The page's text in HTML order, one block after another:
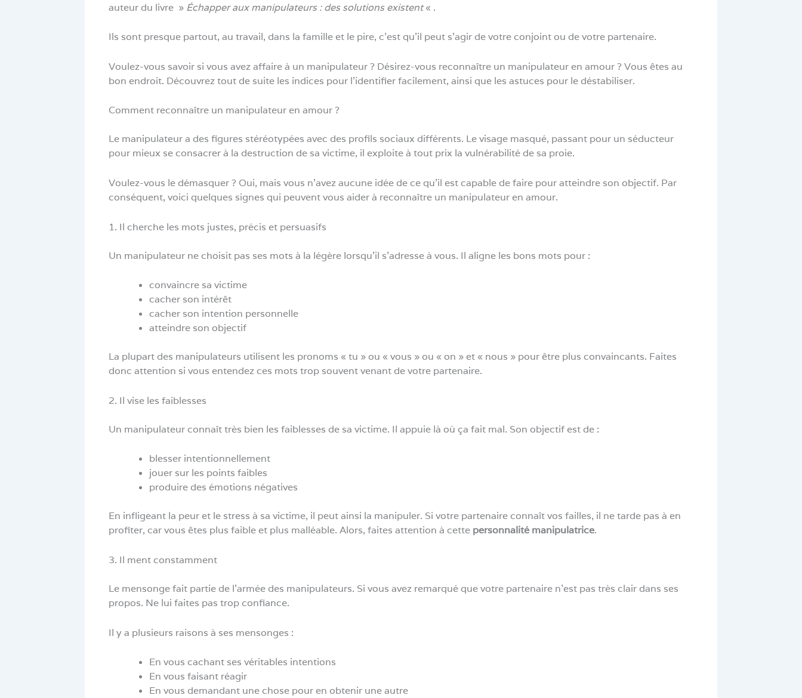
auteur du livre » Échapper aux manipulateurs : des solutions existent« .
Ils sont presque partout, au travail, dans la famille et le pire, c’est qu’il peut s’agir de votre conjoint ou de votre partenaire.
Voulez-vous savoir si vous avez affaire à un manipulateur ? Désirez-vous reconnaître un manipulateur en amour ? Vous êtes au
bon endroit. Découvrez tout de suite les indices pour l’identifier facilement, ainsi que les astuces pour le déstabiliser.
Comment reconnaître un manipulateur en amour ?
Le manipulateur a des figures stéréotypées avec des profils sociaux différents. Le visage masqué, passant pour un séducteur
pour mieux se consacrer à la destruction de sa victime, il exploite à tout prix la vulnérabilité de sa proie.
Voulez-vous le démasquer ? Oui, mais vous n’avez aucune idée de ce qu’il est capable de faire pour atteindre son objectif. Par
conséquent, voici quelques signes qui peuvent vous aider à reconnaître un manipulateur en amour.
1. Il cherche les mots justes, précis et persuasifs
Un manipulateur ne choisit pas ses mots à la légère lorsqu’il s’adresse à vous. Il aligne les bons mots pour :
convaincre sa victime
cacher son intérêt
cacher son intention personnelle
atteindre son objectif
La plupart des manipulateurs utilisent les pronoms « tu » ou « vous » ou « on » et « nous » pour être plus convaincants. Faites
donc attention si vous entendez ces mots trop souvent venant de votre partenaire.
2. Il vise les faiblesses
Un manipulateur connaît très bien les faiblesses de sa victime. Il appuie là où ça fait mal. Son objectif est de :
blesser intentionnellement
jouer sur les points faibles
produire des émotions négatives
En infligeant la peur et le stress à sa victime, il peut ainsi la manipuler. Si votre partenaire connaît vos failles, il ne tarde pas à en
profiter, car vous êtes plus faible et plus malléable. Alors, faites attention à cette personnalité manipulatrice.
3. Il ment constamment
Le mensonge fait partie de l’armée des manipulateurs. Si vous avez remarqué que votre partenaire n’est pas très clair dans ses
propos. Ne lui faites pas trop confiance.
Il y a plusieurs raisons à ses mensonges :
En vous cachant ses véritables intentions
En vous faisant réagir
En vous demandant une chose pour en obtenir une autre